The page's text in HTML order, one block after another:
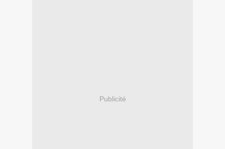
Publicité